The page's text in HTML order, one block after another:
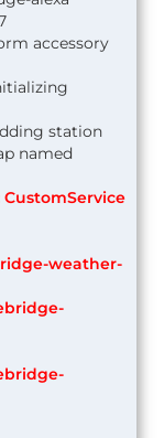
accessory
station
named
CustomService
weather-